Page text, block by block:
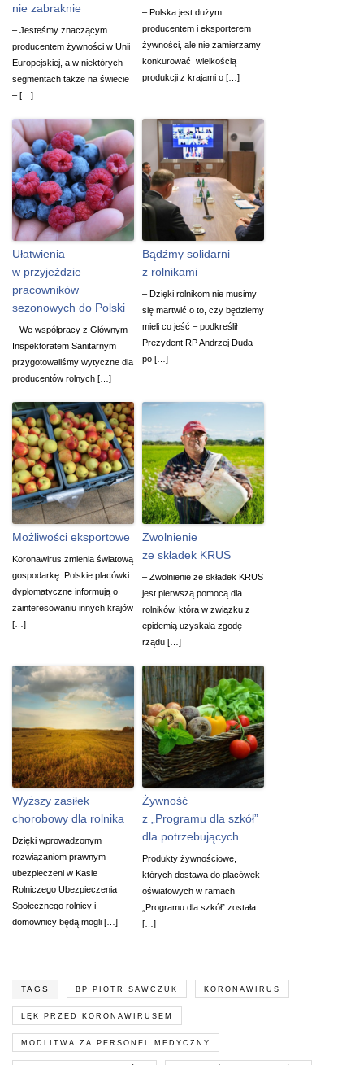
nie zabraknie
– Jesteśmy znaczącym
producentem żywności w Unii
Europejskiej, a w niektórych
segmentach także na świecie
– […]
– Polska jest dużym
producentem i eksporterem
żywności, ale nie zamierzamy
konkurować wielkością
produkcji z krajami o […]
Ułatwienia
w przyjeździe
pracowników
sezonowych do Polski
– We współpracy z Głównym
Inspektoratem Sanitarnym
przygotowaliśmy wytyczne dla
producentów rolnych […]
Bądźmy solidarni
z rolnikami
– Dzięki rolnikom nie musimy
się martwić o to, czy będziemy
mieli co jeść – podkreślił
Prezydent RP Andrzej Duda
po […]
Możliwości eksportowe
Koronawirus zmienia światową​
gospodarkę. Polskie placówki
dyplomatyczne informują o
zainteresowaniu innych krajów
[…]
Zwolnienie
ze składek KRUS
– Zwolnienie ze składek KRUS
jest pierwszą pomocą dla
rolników, która w związku z
epidemią uzyskała zgodę
rządu […]
Wyższy zasiłek
chorobowy dla rolnika
Dzięki wprowadzonym
rozwiązaniom prawnym
ubezpieczeni w Kasie
Rolniczego Ubezpieczenia
Społecznego rolnicy i
domownicy będą mogli […]
Żywność
z „Programu dla szkół”
dla potrzebujących
Produkty żywnościowe,
których dostawa do placówek
oświatowych w ramach
„Programu dla szkół” została
[…]
TAGS BP PIOTR SAWCZUK KORONAWIRUS
LĘK PRZED KORONAWIRUSEM
MODLITWA ZA PERSONEL MEDYCZNY